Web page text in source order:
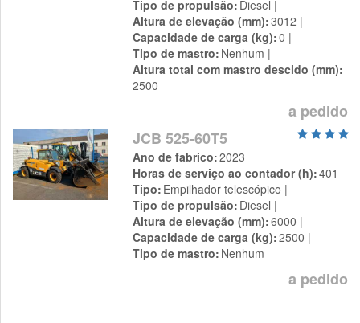
Tipo de propulsão Diesel
Altura de elevação (mm) 3012
Capacidade de carga (kg) 0
Tipo de mastro Nenhum
Altura total com mastro descido (mm)
2500
a pedido
JCB 525-60T5
Ano de fabrico 2023
Horas de serviço ao contador (h) 401
Tipo Empilhador telescópico
Tipo de propulsão Diesel
Altura de elevação (mm) 6000
Capacidade de carga (kg) 2500
Tipo de mastro Nenhum
a pedido